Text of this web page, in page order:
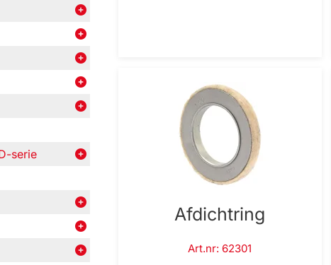
serie
Afdichtring
Art.nr: 62301